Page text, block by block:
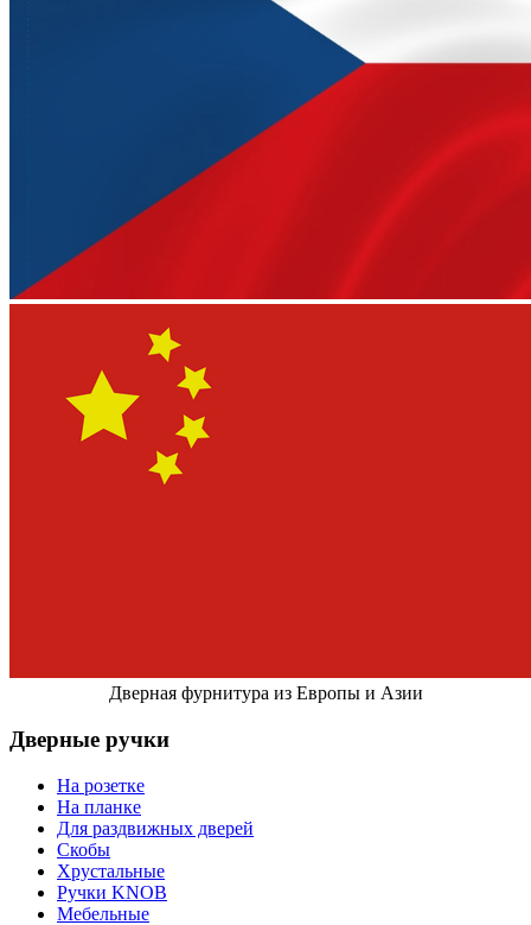
Дверная фурнитура из Европы и Азии
Дверные ручки
На розетке
На планке
Для раздвижных дверей
Скобы
Хрустальные
Ручки KNOB
Мебельные